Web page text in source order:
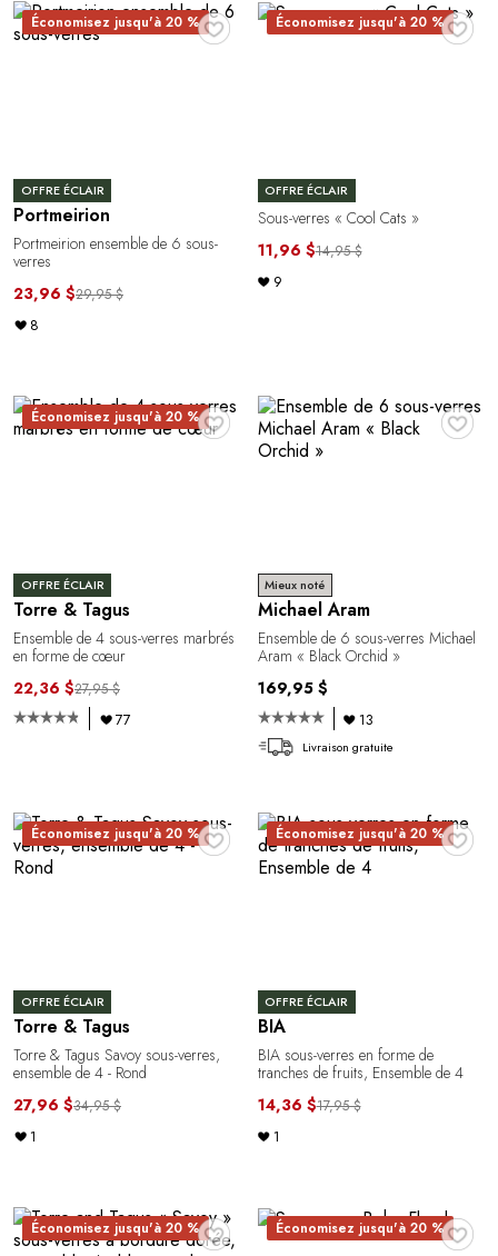
♥
Économisez jusqu'à 20 %
OFFRE ÉCLAIR
Portmeirion
Portmeirion ensemble de 6 sous-
verres
23,96 $29,95 $
8
♥
Économisez jusqu'à 20 %
OFFRE ÉCLAIR
Sous-verres « Cool Cats »
11,96 $14,95 $
9
♥
Économisez jusqu'à 20 %
OFFRE ÉCLAIR
Torre & Tagus
Ensemble de 4 sous-verres marbrés
en forme de cœur
22,36 $27,95 $
77
♥
Mieux noté
Michael Aram
Ensemble de 6 sous-verres Michael
Aram « Black Orchid »
169,95 $
13
Livraison gratuite
♥
Économisez jusqu'à 20 %
OFFRE ÉCLAIR
Torre & Tagus
Torre & Tagus Savoy sous-verres,
ensemble de 4 - Rond
27,96 $34,95 $
1
♥
Économisez jusqu'à 20 %
OFFRE ÉCLAIR
BIA
BIA sous-verres en forme de
tranches de fruits, Ensemble de 4
14,36 $17,95 $
1
♥
Économisez jusqu'à 20 % ♥
Économisez jusqu'à 20 %